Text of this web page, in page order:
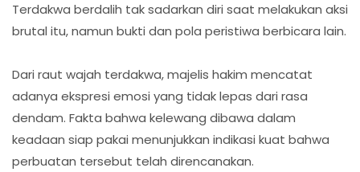
Terdakwa berdalih tak sadarkan diri saat melakukan aksi
brutal itu, namun bukti dan pola peristiwa berbicara lain.
Dari raut wajah terdakwa, majelis hakim mencatat
adanya ekspresi emosi yang tidak lepas dari rasa
dendam. Fakta bahwa kelewang dibawa dalam
keadaan siap pakai menunjukkan indikasi kuat bahwa
perbuatan tersebut telah direncanakan.